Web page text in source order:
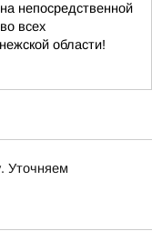
непосредственной
всех
области!
Уточняем